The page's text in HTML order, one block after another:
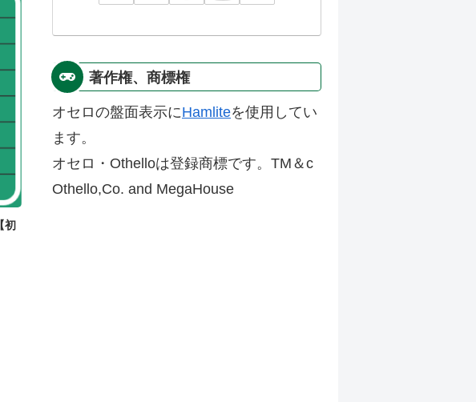
初
著作権、商標権
オセロの盤面表示にHamliteを使用してい
ます。
オセロ・Othelloは登録商標です。TM＆c
Othello,Co. and MegaHouse